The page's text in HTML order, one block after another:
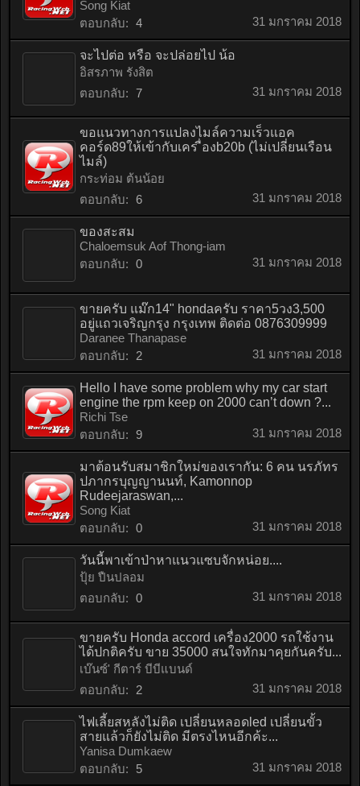
Song Kiat
ตอบกลับ: 4 31 มกราคม 2018
จะไปต่อ หรือ จะปล่อยไป น้อ
อิสรภาพ รังสิต
ตอบกลับ: 7 31 มกราคม 2018
ขอแนวทางการแปลงไมล์ความเร็วแอค
คอร์ด89ให้เข้ากับเคร ื่องb20b (ไม่เปลี่ยนเรือน
ไมล์)
กระท่อม ต้นน้อย
ตอบกลับ: 6 31 มกราคม 2018
ของสะสม
Chaloemsuk Aof Thong-iam
ตอบกลับ: 0 31 มกราคม 2018
ขายครับ แม๊ก14" hondaครับ ราคา5วง3,500
อยู่แถวเจริญกรุง กรุงเทพ ติดต่อ 0876309999
Daranee Thanapase
ตอบกลับ:
2 31 มกราคม 2018
Hello I have some problem why my car start
engine the rpm keep on 2000 can’t down ?...
Richi Tse
ตอบกลับ: 9 31 มกราคม 2018
มาต้อนรับสมาชิกใหม่ของเรากัน: 6 คน นรภัทร
ปภากรบุญญานนท์, Kamonnop
Rudeejaraswan,...
Song Kiat
ตอบกลับ: 0 31 มกราคม 2018
วันนี้พาเข้าป่าหาแนวแซบจักหน่อย....
ปุ้ย ปืนปลอม
ตอบกลับ: 0 31 มกราคม 2018
ขายครับ Honda accord เครื่อง2000 รถใช้งาน
ได้ปกติครับ ขาย 35000 สนใจทักมาคุยกันครับ...
เบ๊นซ์' กีตาร์ บีบีแบนด์
ตอบกลับ:
2 31 มกราคม 2018
ไฟเลี้ยสหลังไม่ติด เปลี่ยนหลอดled เปลี่ยนขั้ว
สายแล้วก็ยังไม่ติด มีตรงไหนอีกค้ะ...
Yanisa Dumkaew
ตอบกลับ:
5 31 มกราคม 2018